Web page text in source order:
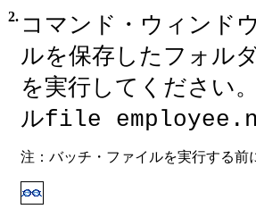
2. コマンド・ウィン
ルを保存したフォル
を実行してください
ルfile employee.n3
注：バッチ・ファイルを実行する前